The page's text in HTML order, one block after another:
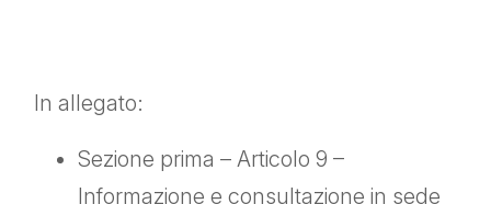
In allegato:
Sezione prima – Articolo 9 –
Informazione e consultazione in sede